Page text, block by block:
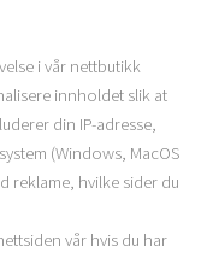
i vår nettbutikk
innholdet slik at
din IP-adresse,
(Windows, MacOS
reklame, hvilke sider du
vår hvis du har